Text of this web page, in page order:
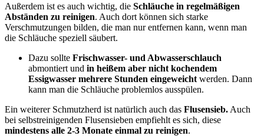
Außerdem ist es auch wichtig, die Schläuche in regelmäßigen
Abständen zu reinigen. Auch dort können sich starke
Verschmutzungen bilden, die man nur entfernen kann, wenn man
die Schläuche speziell säubert.
Dazu sollte Frischwasser- und Abwasserschlauch
abmontiert und in heißem aber nicht kochendem
Essigwasser mehrere Stunden eingeweicht werden. Dann
kann man die Schläuche problemlos ausspülen.
Ein weiterer Schmutzherd ist natürlich auch das Flusensieb. Auch
bei selbstreinigenden Flusensieben empfiehlt es sich, diese
mindestens alle 2-3 Monate einmal zu reinigen.